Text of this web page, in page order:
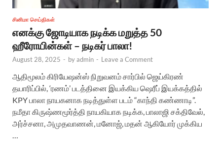
சினிமா செய்திகள்
எனக்கு ஜோடியாக நடிக்க மறுத்த 50
ஹீரோயின்கள் – நடிகர் பாலா!
August 28, 2025 - byadmin - Leave a Comment
ஆதிமூலம் கிரியேஷன்ஸ் நிறுவனம் சார்பில் ஜெய்கிரண்
தயாரிப்பில், ‘ரணம்’ படத்தினை இயக்கிய ஷெரீப் இயக்கத்தில்
KPY பாலா நாயகனாக நடித்துள்ள படம் “காந்தி கண்ணாடி”.
நமீதா கிருஷ்ணமூர்த்தி நாயகியாக நடிக்க, பாலாஜி சக்திவேல்,
அர்ச்சனா, அமுதவாணன், மனோஜ், மதன் ஆகியோர் முக்கிய